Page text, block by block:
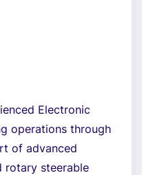
Electronic
operations through
of advanced
rotary steerable